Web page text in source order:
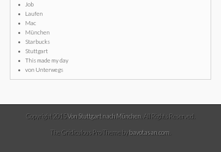
Job
Laufen
Mac
München
Starbucks
Stuttgart
This made my day
von Unterwegs
Copyright 2015Von Stuttgart nach München . All Rights Reserved.
The Gridiculous Pro Theme bybavotasan.com.